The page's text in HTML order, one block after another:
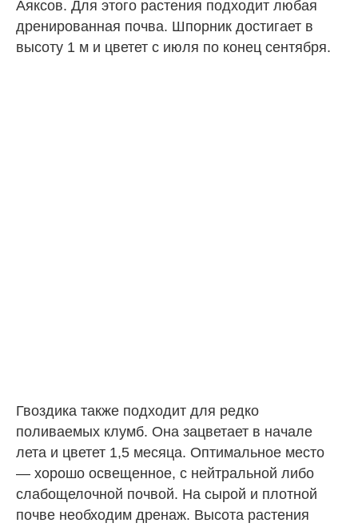
Аяксов. Для этого растения подходит любая
дренированная почва. Шпорник достигает в
высоту 1 м и цветет с июля по конец сентября.
Гвоздика также подходит для редко
поливаемых клумб. Она зацветает в начале
лета и цветет 1,5 месяца. Оптимальное место
— хорошо освещенное, с нейтральной либо
слабощелочной почвой. На сырой и плотной
почве необходим дренаж. Высота растения